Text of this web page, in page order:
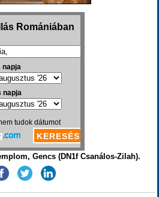
Gencs (DN1f Csanálos-Zilah).